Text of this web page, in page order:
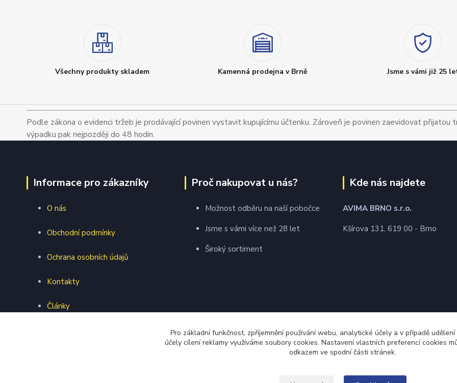
Všechny produkty skladem Kamenná prodejna v Brně Jsme s vámi již 25
Podle zákona o evidenci tržeb je prodávající povinen vystavit kupujícímu účtenku. Zároveň je povinen zaevidovat přijatou
výpadku pak nejpozději do 48 hodin.
Informace pro zákazníky
O nás
Obchodní podmínky
Ochrana osobních údajů
Kontakty
Články
Proč nakupovat u nás?
Možnost odběru na naší pobočce
Jsme s vámi více než 28 let
Široký sortiment
Kde nás najdete
AVIMA BRNO s.r.o.
Kšírova 131, 619 00 - Brno
Pro základní funkčnost, zpříjemnění používání webu, analytické účely a v případě
účely cílení reklamy využíváme soubory cookies. Nastavení vlastních preferencí cookies
odkazem ve spodní části stránek.